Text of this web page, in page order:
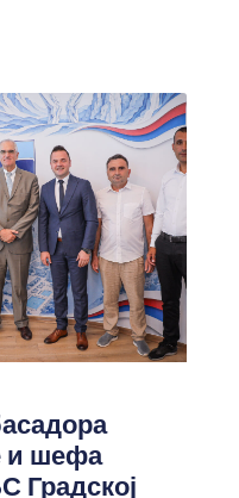
и шефа
Градској